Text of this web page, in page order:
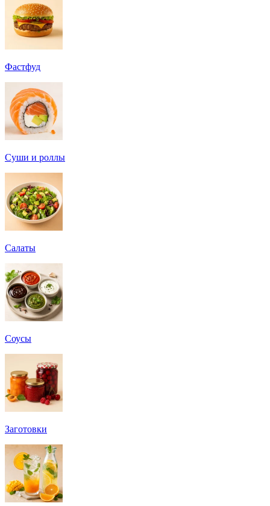
Фастфуд
Суши и роллы
Салаты
Соусы
Заготовки